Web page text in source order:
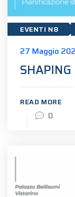
EVENTI N8
27 Maggio
READ MORE
0